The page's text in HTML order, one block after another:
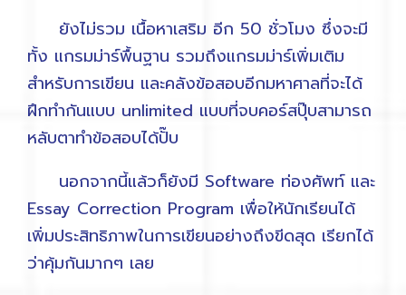
ยังไม่รวม เนื้อหาเสริม อีก 50 ชั่วโมง ซึ่งจะมี
ทั้ง แกรมม่าร์พื้นฐาน รวมถึงแกรมม่าร์เพิ่มเติม
สำหรับการเขียน และคลังข้อสอบอีกมหาศาลที่จะได้
ฝึกทำกันแบบ unlimited แบบที่จบคอร์สปุ๊บสามารถ
หลับตาทำข้อสอบได้ปั๊บ
นอกจากนี้แล้วก็ยังมี Software ท่องศัพท์ และ
Essay Correction Program เพื่อให้นักเรียนได้
เพิ่มประสิทธิภาพในการเขียนอย่างถึงขีดสุด เรียกได้
ว่าคุ้มกันมากๆ เลย